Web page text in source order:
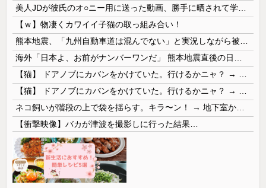
【ｗ】物凄くカワイイ子猫の取っ組み合い！
【衝撃映像】バカが津波を撮影しに行った結果…